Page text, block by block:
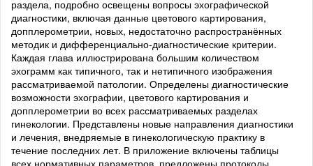
раздела, подробно освещены вопросы эхографической
диагностики, включая данные цветового картирования,
допплерометрии, новых, недостаточно распространённых
методик и дифференциально-диагностические критерии.
Каждая глава иллюстрирована большим количеством
эхограмм как типичного, так и нетипичного изображения
рассматриваемой патологии. Определены диагностические
возможности эхографии, цветового картирования и
допплерометрии во всех рассматриваемых разделах
гинекологии. Представлены новые направления диагностики
и лечения, внедряемые в гинекологическую практику в
течение последних лет. В приложение включены таблицы
всех нормативных параметров, предложены протоколы